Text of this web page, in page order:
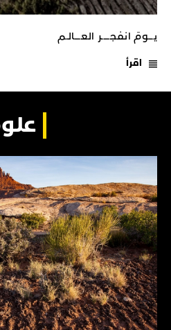
يـــومَ انفجـــــر العــــالـم
اقرأ